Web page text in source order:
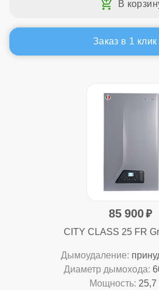
Заказ в 1 клик
85 900
CITY CLASS 25 FR
Дымоудаление:
Диаметр дымохода:
Мощность: 25,7